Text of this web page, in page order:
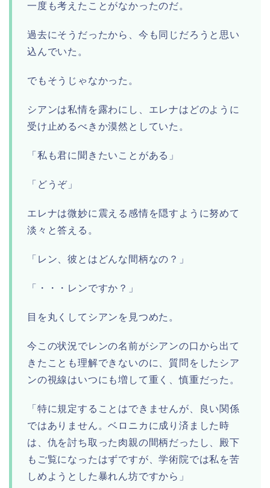
一度も考えたことがなかったのだ。
過去にそうだったから、今も同じだろうと思い
込んでいた。
でもそうじゃなかった。
シアンは私情を露わにし、エレナはどのように
受け止めるべきか漠然としていた。
「私も君に聞きたいことがある」
「どうぞ」
エレナは微妙に震える感情を隠すように努めて
淡々と答える。
「レン、彼とはどんな間柄なの？」
「・・・レンですか？」
目を丸くしてシアンを見つめた。
今この状況でレンの名前がシアンの口から出て
きたことも理解できないのに、質問をしたシア
ンの視線はいつにも増して重く、慎重だった。
「特に規定することはできませんが、良い関係
ではありません。ベロニカに成り済ました時
は、仇を討ち取った肉親の間柄だったし、殿下
もご覧になったはずですが、学術院では私を苦
しめようとした暴れん坊ですから」